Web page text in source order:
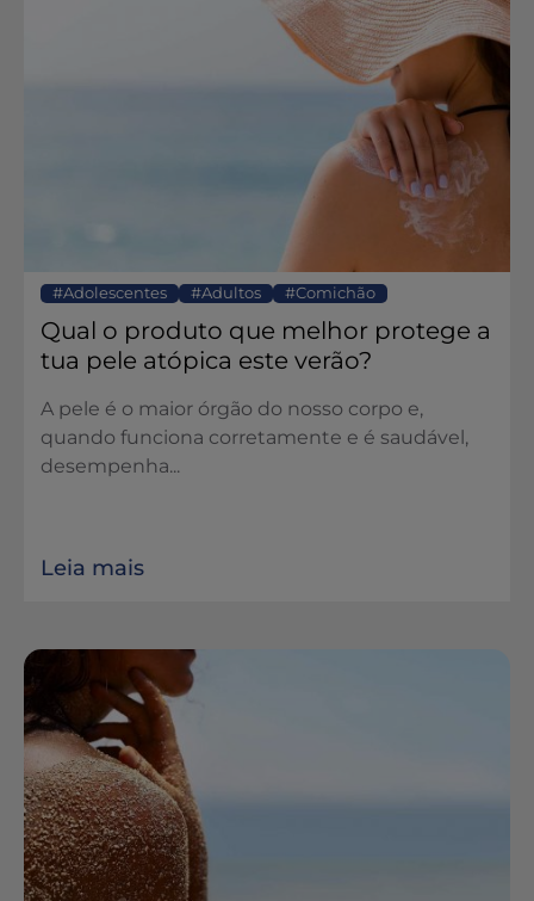
Adolescentes Adultos Comichão
Qual o produto que melhor protege a
tua pele atópica este verão?
A pele é o maior órgão do nosso corpo e,
quando funciona corretamente e é saudável,
desempenha...
Leia mais